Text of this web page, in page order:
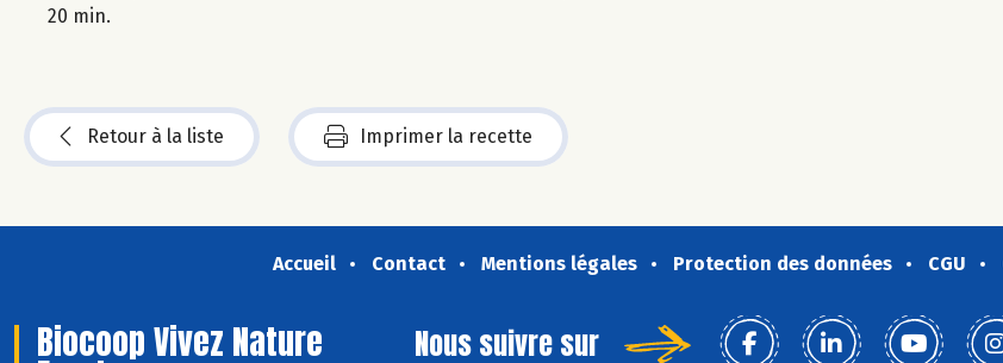
20 min.
Retour à la liste Imprimer la recette
Accueil Contact Mentions légales Protection des données CGU
Biocoop Vivez Nature Nous suivre sur